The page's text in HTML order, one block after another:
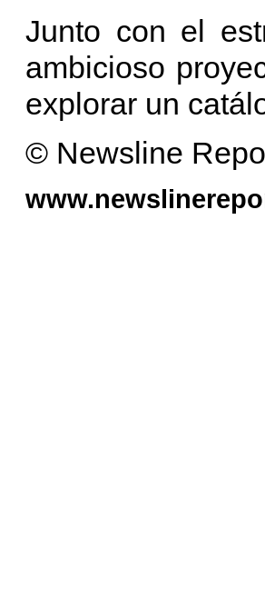
Junto con el
ambicioso
explorar un
© Newsline